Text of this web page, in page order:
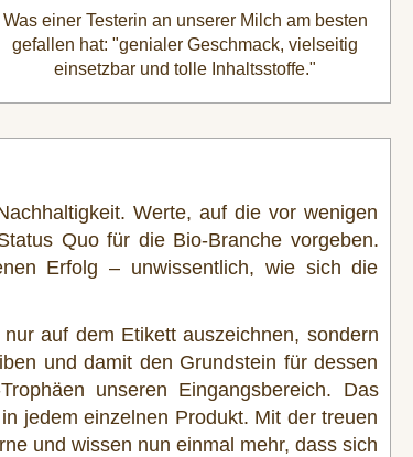
Was einer Testerin an unserer Milch am besten
gefallen hat: "genialer Geschmack, vielseitig
einsetzbar und tolle Inhaltsstoffe."
Werte, auf die vor wenigen
Quo für die Bio-Branche vorgeben.
Erfolg – unwissentlich, wie sich die
auf dem Etikett auszeichnen, sondern
und damit den Grundstein für dessen
unseren Eingangsbereich. Das
jedem einzelnen Produkt. Mit der treuen
und wissen nun einmal mehr, dass sich